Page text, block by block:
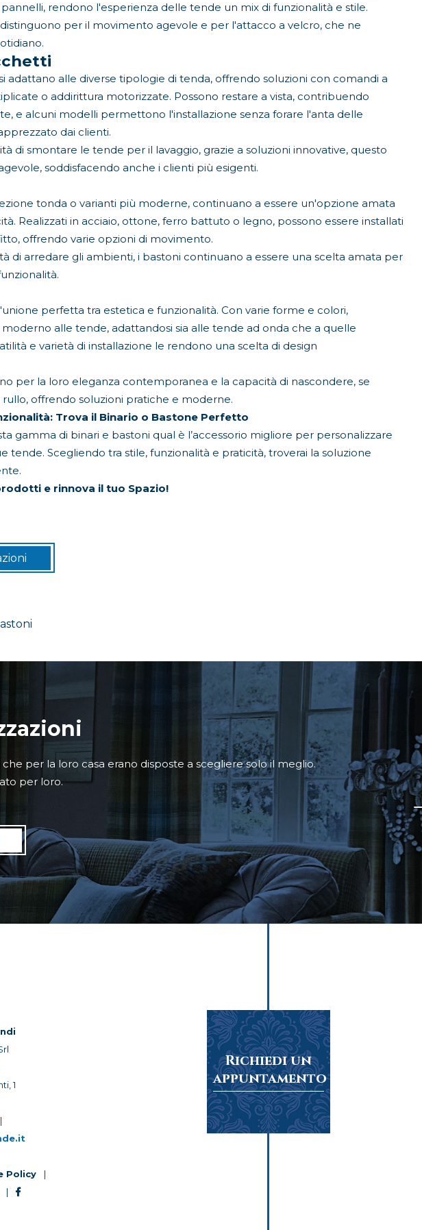
rendono l'esperienza delle tende un mix di funzionalità e stile.
per il movimento agevole e per l'attacco a velcro, che ne
adattano alle diverse tipologie di tenda, offrendo soluzioni con comandi a
o addirittura motorizzate. Possono restare a vista, contribuendo
e alcuni modelli permettono l'installazione senza forare l'anta delle
dai clienti.
di smontare le tende per il lavaggio, grazie a soluzioni innovative, questo
soddisfacendo anche i clienti più esigenti.
tonda o varianti più moderne, continuano a essere un'opzione amata
Realizzati in acciaio, ottone, ferro battuto o legno, possono essere installati
offrendo varie opzioni di movimento.
di arredare gli ambienti, i bastoni continuano a essere una scelta amata per
perfetta tra estetica e funzionalità. Con varie forme e colori,
alle tende, adattandosi sia alle tende ad onda che a quelle
e varietà di installazione le rendono una scelta di design
per la loro eleganza contemporanea e la capacità di nascondere, se
rullo, offrendo soluzioni pratiche e moderne.
Trova il Binario o Bastone Perfetto
gamma di binari e bastoni qual è l’accessorio migliore per personalizzare
tende. Scegliendo tra stile, funzionalità e praticità, troverai la soluzione
e rinnova il tuo Spazio!
per la loro casa erano disposte a scegliere solo il meglio.
per loro.
1
|
Policy
|
|
Richiedi un
appuntamento